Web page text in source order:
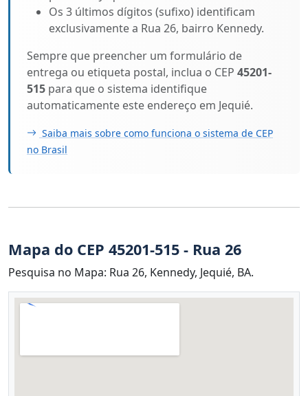
Os 3 últimos dígitos (sufixo) identificam
exclusivamente a Rua 26, bairro Kennedy.
Sempre que preencher um formulário de
entrega ou etiqueta postal, inclua o CEP 45201-
515 para que o sistema identifique
automaticamente este endereço em Jequié.
Saiba mais sobre como funciona o sistema de CEP
no Brasil
Mapa do CEP 45201-515 - Rua 26
Pesquisa no Mapa: Rua 26, Kennedy, Jequié, BA.